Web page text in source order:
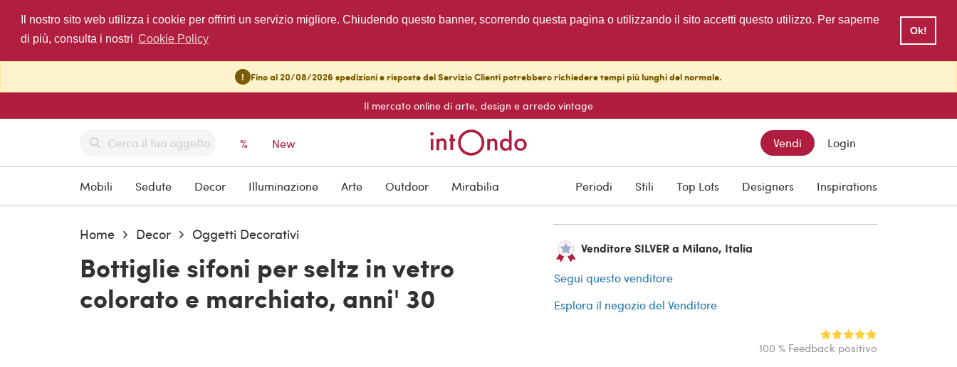
Il nostro sito web utilizza i cookie per offrirti un servizio migliore. Chiudendo questo banner, scorrendo questa pagina o utilizzando il sito accetti questo utilizzo. Per saperne
di più, consulta i nostri Cookie Policy
Ok!
! Fino al 20/08/2026 spedizioni e risposte del Servizio Clienti potrebbero richiedere tempi più lunghi del normale.
Il mercato online di arte, design e arredo vintage
% New Vendi Login
Mobili Sedute Decor Illuminazione Arte Outdoor Mirabilia Periodi Stili Top Lots Designers Inspirations
Home Decor Oggetti Decorativi
Bottiglie sifoni per seltz in vetro
colorato e marchiato, anni' 30
Venditore SILVER a Milano, Italia
Segui questo venditore
Esplora il negozio del Venditore
100 % Feedback positivo